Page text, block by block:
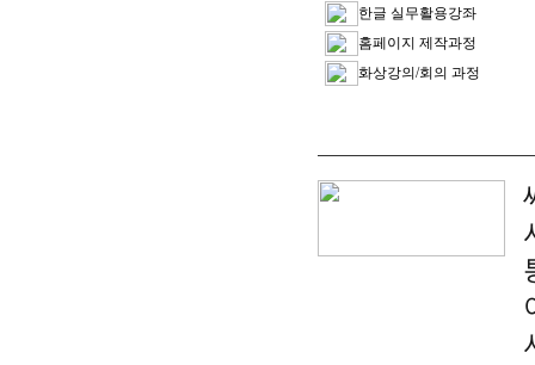
한글 실무활용강좌
홈페이지 제작과정
화상강의/회의 과정